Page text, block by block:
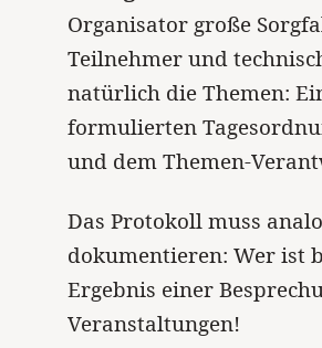
Organisator große
Teilnehmer und
natürlich die Themen:
formulierten
und dem Themen-
Das Protokoll muss
dokumentieren: Wer ist
Ergebnis einer
Veranstaltungen!